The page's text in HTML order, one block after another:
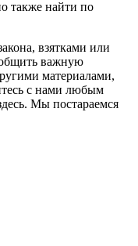
также найти по
взятками или
важную
материалами,
с нами любым
Мы постараемся